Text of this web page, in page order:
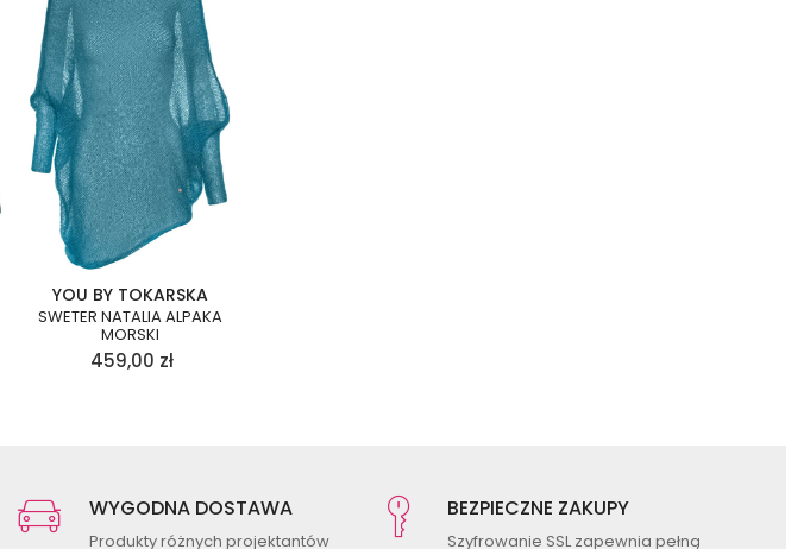
YOU BY TOKARSKA
SWETER NATALIA ALPAKA
MORSKI
459,00 zł
WYGODNA DOSTAWA
Produkty różnych projektantów
BEZPIECZNE ZAKUPY
Szyfrowanie SSL zapewnia pełną